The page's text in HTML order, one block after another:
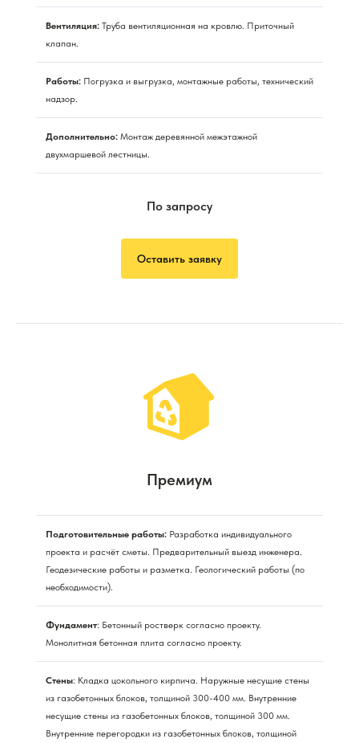
Вентиляция: Труба вентиляционная на кровлю. Приточный
клапан.
Работы: Погрузка и выгрузка, монтажные работы, технический
надзор.
Дополнительно: Монтаж деревянной межэтажной
двухмаршевой лестницы.
По запросу
Оставить заявку
Премиум
Подготовительные работы: Разработка индивидуального
проекта и расчёт сметы. Предварительный выезд инженера.
Геодезические работы и разметка. Геологический работы (по
необходимости).
Фундамент: Бетонный ростверк согласно проекту.
Монолитная бетонная плита согласно проекту.
Стены: Кладка цокольного кирпича. Наружные несущие стены
из газобетонных блоков, толщиной 300-400 мм. Внутренние
несущие стены из газобетонных блоков, толщиной 300 мм.
Внутренние перегородки из газобетонных блоков, толщиной